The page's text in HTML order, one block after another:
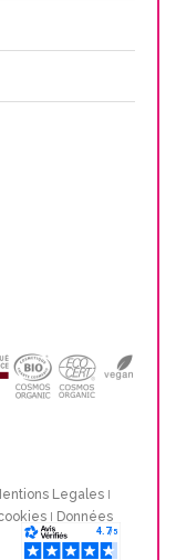
Legales I
I Données